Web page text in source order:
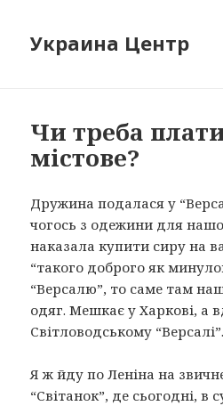
Украина Центр
Чи треба
містове?
Дружина подалася у
чогось з одежини для
наказала купити сиру на
“такого доброго як
“Версалю”, то саме там
одяг. Мешкає у Харкові, а
Світловодському “Версалі”.
Я ж йду по Леніна на
“Світанок”, де сьогодні, в